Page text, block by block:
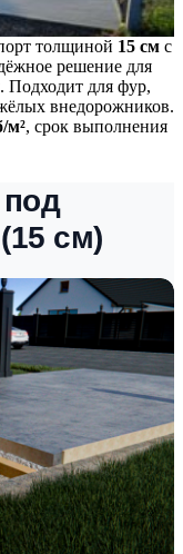
толщиной 15 см с
решение для
. Подходит для фур,
внедорожников.
м², срок выполнения
см)